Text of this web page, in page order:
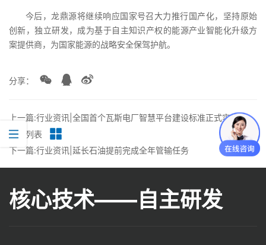
今后，龙鼎源将继续响应国家号召大力推行国产化，坚持原始
创新，独立研发，成为基于自主知识产权的能源产业智能化升级方
案提供商，为国家能源的战略安全保驾护航。
分享：
上一篇:行业资讯|全国首个瓦斯电厂智慧平台建设标准正式实施
返回列表
下一篇:行业资讯|延长石油提前完成全年管输任务
核心技术——自主研发